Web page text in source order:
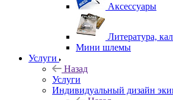
Аксессуары
Литература,
Мини шлемы
Услуги
Назад
Услуги
Индивидуальный дизайн